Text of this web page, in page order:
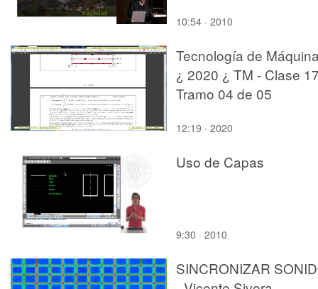
10:54 · 2010
Tecnología de
¿ 2020 ¿ TM - Clase
Tramo 04 de 05
12:19 · 2020
Uso de Capas
9:30 · 2010
SINCRONIZAR